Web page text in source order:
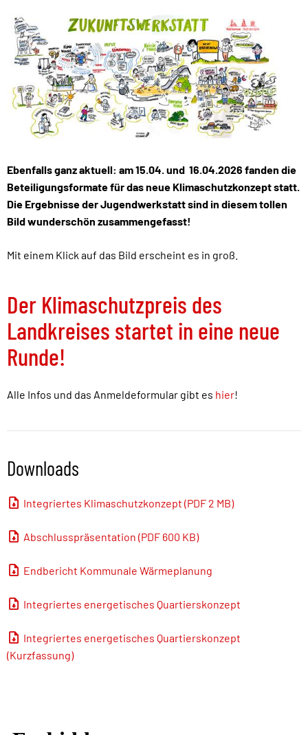
Ebenfalls ganz aktuell: am 15.04. und 16.04.2026 fanden die
Beteiligungsformate für das neue Klimaschutzkonzept statt.
Die Ergebnisse der Jugendwerkstatt sind in diesem tollen
Bild wunderschön zusammengefasst!
Mit einem Klick auf das Bild erscheint es in groß.
Der Klimaschutzpreis des
Landkreises startet in eine neue
Runde!
Alle Infos und das Anmeldeformular gibt es hier!
Downloads
Integriertes Klimaschutzkonzept (PDF 2 MB)
Abschlusspräsentation (PDF 600 KB)
Endbericht Kommunale Wärmeplanung
Integriertes energetisches Quartierskonzept
Integriertes energetisches Quartierskonzept
(Kurzfassung)